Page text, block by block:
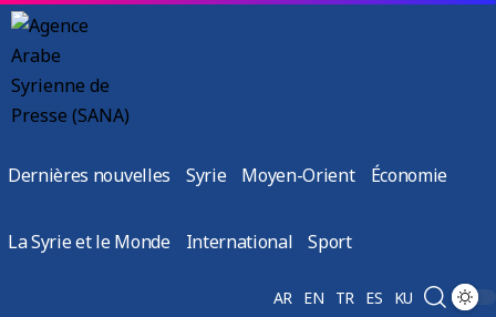
Dernières nouvelles Syrie Moyen-Orient Économie
La Syrie et le Monde International Sport
AR EN TR ES KU